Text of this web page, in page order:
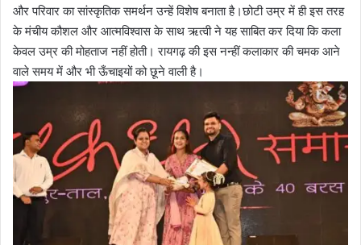
और परिवार का सांस्कृतिक समर्थन उन्हें विशेष बनाता है।छोटी उम्र में ही इस तरह
के मंचीय कौशल और आत्मविश्वास के साथ ऋत्वी ने यह साबित कर दिया कि कला
केवल उम्र की मोहताज नहीं होती। रायगढ़ की इस नन्हीं कलाकार की चमक आने
वाले समय में और भी ऊँचाइयों को छूने वाली है।